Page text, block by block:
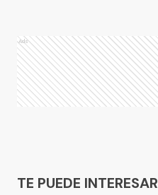
Ads
TE PUEDE INTERESAR